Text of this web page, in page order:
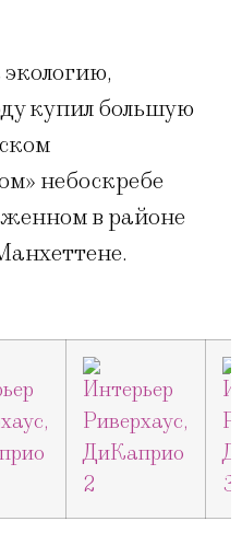
купил большую
небоскребе
в районе